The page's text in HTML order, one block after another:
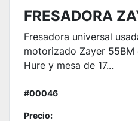
FRESADORA
Fresadora universal
motorizado Zayer
Hure y mesa de 17...
#00046
Precio: